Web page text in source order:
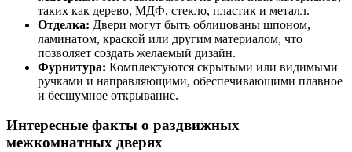
таких как дерево, МДФ, стекло, пластик и металл.
Отделка: Двери могут быть облицованы шпоном,
ламинатом, краской или другим материалом, что
позволяет создать желаемый дизайн.
Фурнитура: Комплектуются скрытыми или видимыми
ручками и направляющими, обеспечивающими плавное
и бесшумное открывание.
Интересные факты о раздвижных
межкомнатных дверях